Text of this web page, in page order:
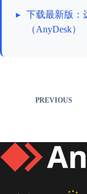
▸ 下载最新版：
（AnyDesk）
PREVIOUS